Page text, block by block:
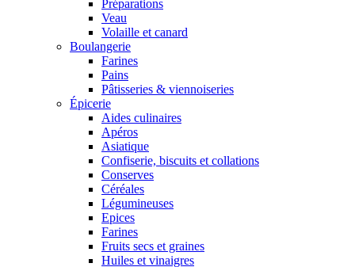
Préparations
Veau
Volaille et canard
Boulangerie
Farines
Pains
Pâtisseries & viennoiseries
Épicerie
Aides culinaires
Apéros
Asiatique
Confiserie, biscuits et collations
Conserves
Céréales
Légumineuses
Epices
Farines
Fruits secs et graines
Huiles et vinaigres